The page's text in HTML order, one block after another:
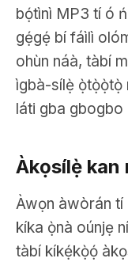
bọ́tìnì MP3 tí ó
gẹ́gẹ́ bí fáìlì
ohùn náà, tàbí
ìgbà-sílẹ̀ ọ̀tọ̀ọ̀tọ̀
láti gba gbogbo
Àkọsílẹ̀ kan
Àwọn àwòrán tí
kíka ọ̀nà oúnjẹ
tàbí kíkẹ́kọ̀ọ́